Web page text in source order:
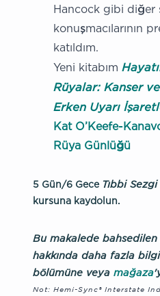
Hancock gibi diğer
konuşmacılarının
katıldım.
Yeni kitabım
Rüyalar: Kanser
Erken Uyarı
Kat O’Keefe-
Rüya Günlüğü
5 Gün/6 Gece Tıbbi
kursuna kaydolun.
Bu makalede
hakkında daha fazla
bölümüne veya mağaza
Not: Hemi-Sync® Interstate